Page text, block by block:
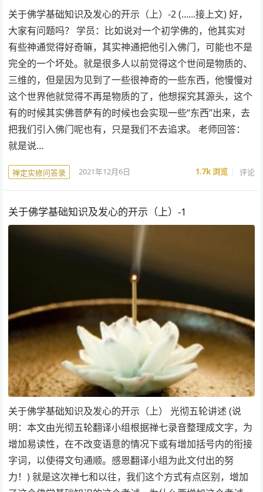
关于佛学基础知识及发心的开示（上）-2 (......接上文) 好，
大家有问题吗？ 学员：比如说对一个初学佛的，他其实对
有些神通觉得好奇嘛，其实神通把他引入佛门，可能也不是
完全的一个坏处。就是很多人以前觉得这个世间是物质的、
三维的，但是因为见到了一些很神奇的一些东西，他慢慢对
这个世界他就觉得不再是物质的了，他想探究其源头，这个
有的时候其实佛菩萨有的时候也会实现一些“东西”出来，去
把我们引入佛门呢也有，只是我们不去追求。 老师回答：
就是说…
禅定实修问答录 2021年12月6日 1.7k浏览 评论
关于佛学基础知识及发心的开示（上）-1
关于佛学基础知识及发心的开示（上） 光彻五轮讲述 (说
明：本文由光彻五轮翻译小组根据禅七录音整理成文字，为
增加易读性，在不改变语意的情况下或有增加括号内的衔接
字词，以使得文句通顺。感恩翻译小组为此文付出的努
力！) 就是这次禅七和以往，我们这个方式有点区别，增加